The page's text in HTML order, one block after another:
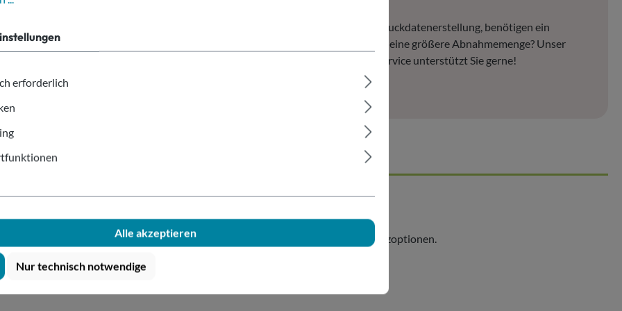
Sie haben Fragen zur Druckdatenerstellung, benötigen ein
formelles Angebot oder eine größere Abnahmemenge? Unser
kompetenter Kundenservice unterstützt Sie gerne!
Digitaldruck 100ml/4oz"
. Die angeführten Preise beinhalten das Produkt inkl. Druck zzgl. wählbarer Zusatzoptionen.
erforderlich
Alle akzeptieren
Nur technisch notwendige